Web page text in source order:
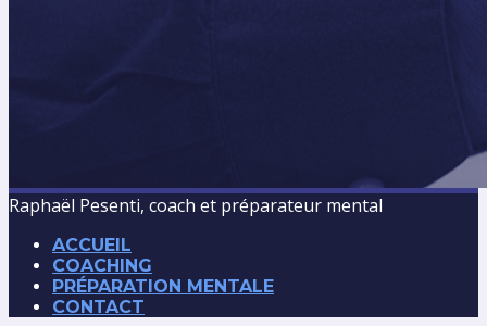
Raphaël Pesenti, coach et préparateur mental
ACCUEIL
COACHING
PRÉPARATION MENTALE
CONTACT